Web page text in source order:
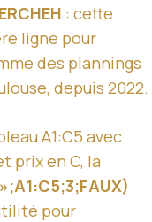
: cette
ligne pour
des plannings
depuis 2022.
A1:C5 avec
prix en C, la
pour